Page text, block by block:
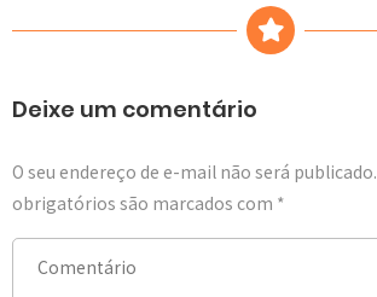
Deixe um comentário
O seu endereço de e-mail não será publicado.
obrigatórios são marcados com *